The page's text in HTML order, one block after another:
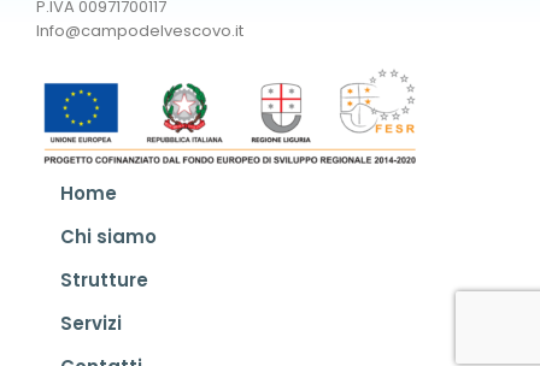
P.IVA 00971700117
Info@campodelvescovo.it
Home
Chi siamo
Strutture
Servizi